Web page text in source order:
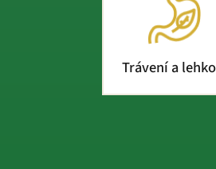
Trávení a